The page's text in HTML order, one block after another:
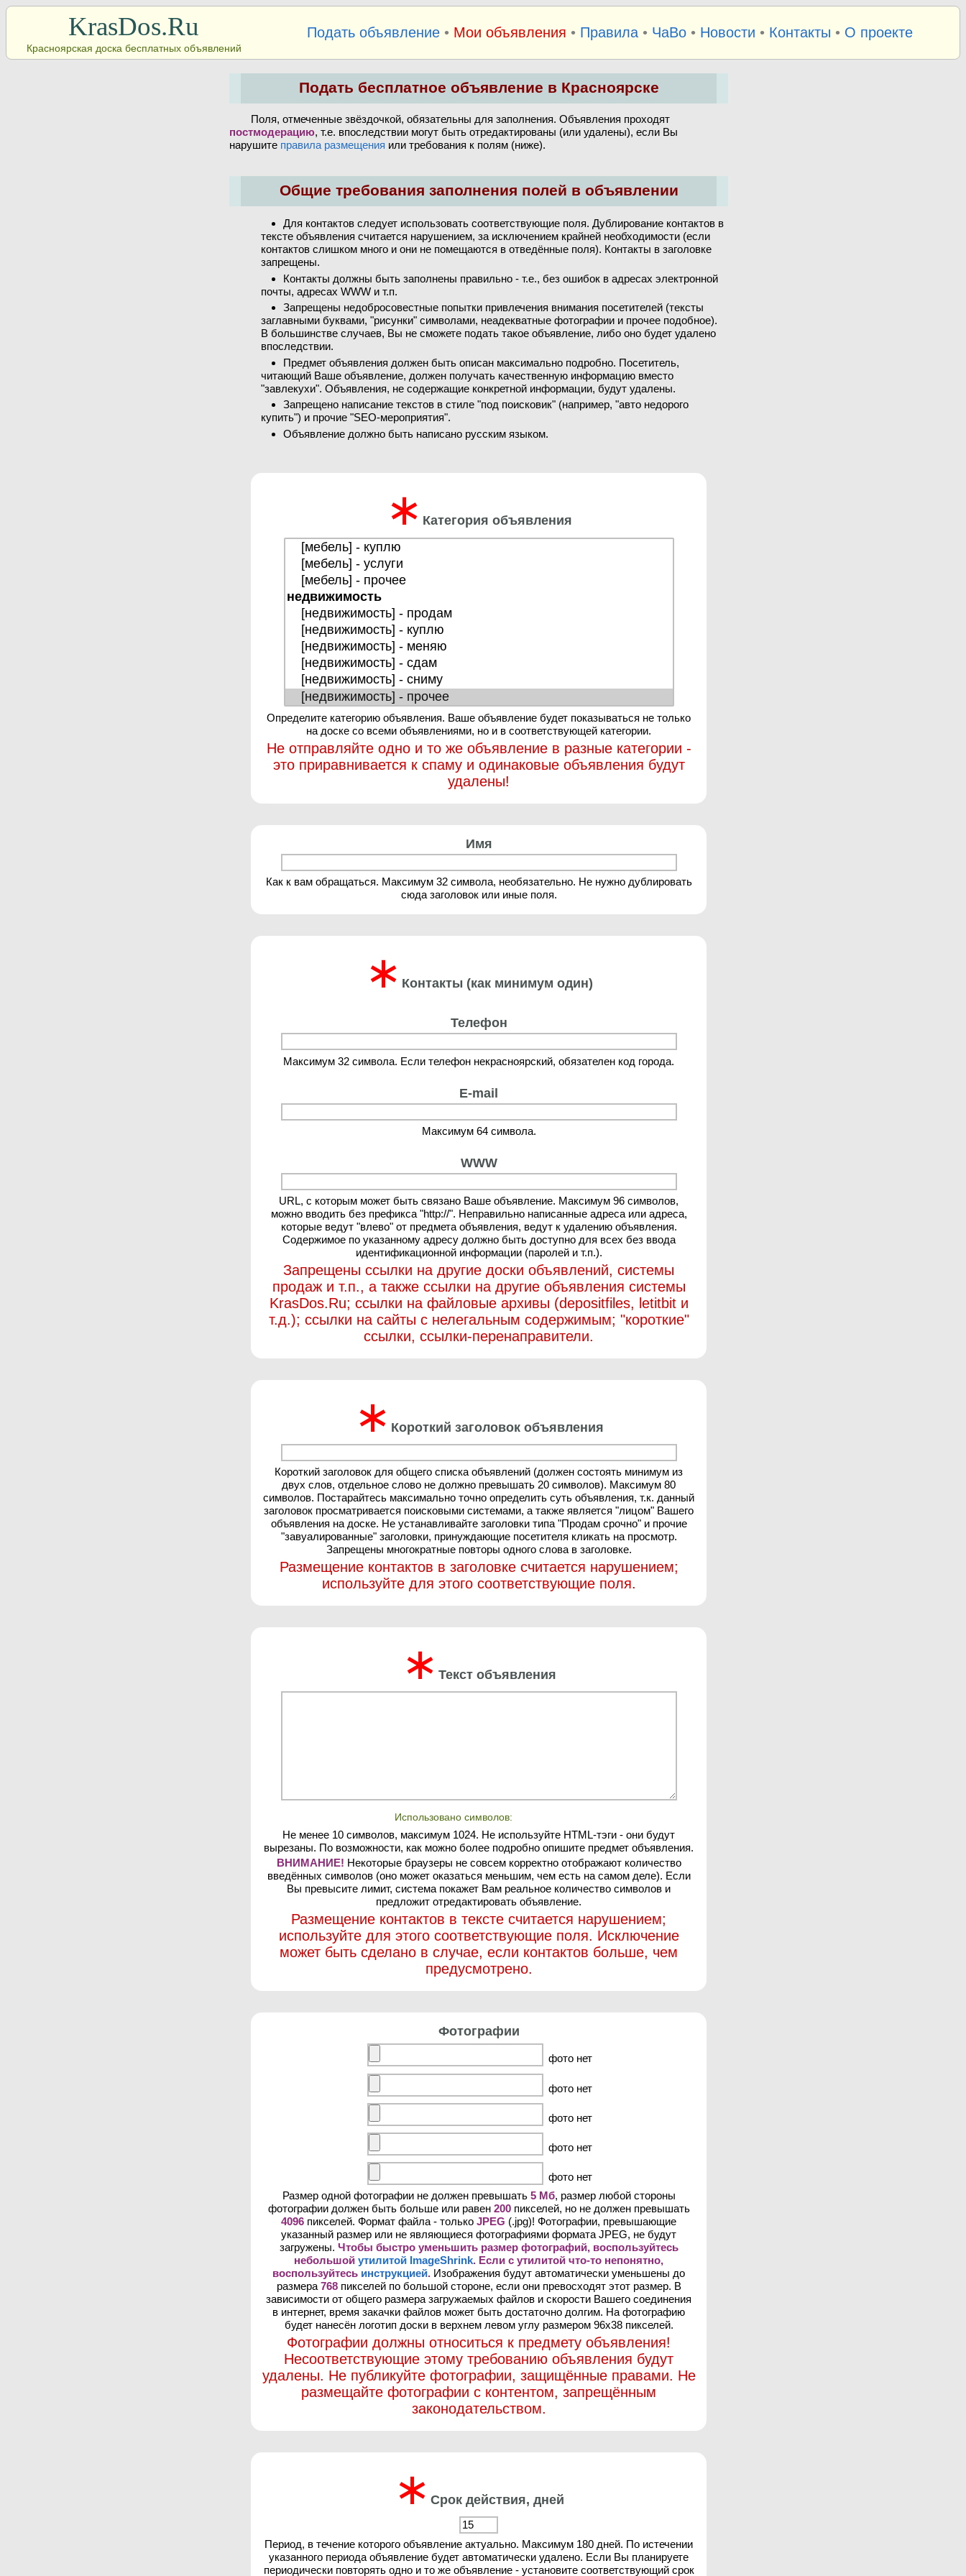
KrasDos.Ru
Красноярская доска бесплатных объявлений
Подать объявление• Мои объявления • Правила• ЧаВо• Новости • Контакты • О проекте
Подать бесплатное объявление в Красноярске
Поля, отмеченные звёздочкой, обязательны для заполнения. Объявления проходят
постмодерацию, т.е. впоследствии могут быть отредактированы (или удалены), если Вы
нарушите правила размещения или требования к полям (ниже).
Общие требования заполнения полей в объявлении
Для контактов следует использовать соответствующие поля. Дублирование контактов в
тексте объявления считается нарушением, за исключением крайней необходимости (если
контактов слишком много и они не помещаются в отведённые поля). Контакты в заголовке
запрещены.
Контакты должны быть заполнены правильно - т.е., без ошибок в адресах электронной
почты, адресах WWW и т.п.
Запрещены недобросовестные попытки привлечения внимания посетителей (тексты
заглавными буквами, "рисунки" символами, неадекватные фотографии и прочее подобное).
В большинстве случаев, Вы не сможете подать такое объявление, либо оно будет удалено
впоследствии.
Предмет объявления должен быть описан максимально подробно. Посетитель,
читающий Ваше объявление, должен получать качественную информацию вместо
"завлекухи". Объявления, не содержащие конкретной информации, будут удалены.
Запрещено написание текстов в стиле "под поисковик" (например, "авто недорого
купить") и прочие "SEO-мероприятия".
Объявление должно быть написано русским языком.
∗ Категория объявления
Определите категорию объявления. Ваше объявление будет показываться не только
на доске со всеми объявлениями, но и в соответствующей категории.
Не отправляйте одно и то же объявление в разные категории -
это приравнивается к спаму и одинаковые объявления будут
удалены!
Имя
Как к вам обращаться. Максимум 32 символа, необязательно. Не нужно дублировать
сюда заголовок или иные поля.
∗ Контакты (как минимум один)
Телефон
Максимум 32 символа. Если телефон некрасноярский, обязателен код города.
E-mail
Максимум 64 символа.
WWW
URL, с которым может быть связано Ваше объявление. Максимум 96 символов,
можно вводить без префикса "http://". Неправильно написанные адреса или адреса,
которые ведут "влево" от предмета объявления, ведут к удалению объявления.
Содержимое по указанному адресу должно быть доступно для всех без ввода
идентификационной информации (паролей и т.п.).
Запрещены ссылки на другие доски объявлений, системы
продаж и т.п., а также ссылки на другие объявления системы
KrasDos.Ru; ссылки на файловые архивы (depositfiles, letitbit и
т.д.); ссылки на сайты с нелегальным содержимым; "короткие"
ссылки, ссылки-перенаправители.
∗ Короткий заголовок объявления
Короткий заголовок для общего списка объявлений (должен состоять минимум из
двух слов, отдельное слово не должно превышать 20 символов). Максимум 80
символов. Постарайтесь максимально точно определить суть объявления, т.к. данный
заголовок просматривается поисковыми системами, а также является "лицом" Вашего
объявления на доске. Не устанавливайте заголовки типа "Продам срочно" и прочие
"завуалированные" заголовки, принуждающие посетителя кликать на просмотр.
Запрещены многократные повторы одного слова в заголовке.
Размещение контактов в заголовке считается нарушением;
используйте для этого соответствующие поля.
∗ Текст объявления
Использовано символов:
Не менее 10 символов, максимум 1024. Не используйте HTML-тэги - они будут
вырезаны. По возможности, как можно более подробно опишите предмет объявления.
ВНИМАНИЕ! Некоторые браузеры не совсем корректно отображают количество
введённых символов (оно может оказаться меньшим, чем есть на самом деле). Если
Вы превысите лимит, система покажет Вам реальное количество символов и
предложит отредактировать объявление.
Размещение контактов в тексте считается нарушением;
используйте для этого соответствующие поля. Исключение
может быть сделано в случае, если контактов больше, чем
предусмотрено.
Фотографии
фото нет
фото нет
фото нет
фото нет
фото нет
Размер одной фотографии не должен превышать 5 Мб, размер любой стороны
фотографии должен быть больше или равен 200пикселей, но не должен превышать
4096 пикселей. Формат файла - только JPEG (.jpg)! Фотографии, превышающие
указанный размер или не являющиеся фотографиями формата JPEG, не будут
загружены. Чтобы быстро уменьшить размер фотографий, воспользуйтесь
небольшой утилитой ImageShrink. Если с утилитой что-то непонятно,
воспользуйтесь инструкцией. Изображения будут автоматически уменьшены до
размера 768пикселей по большой стороне, если они превосходят этот размер. В
зависимости от общего размера загружаемых файлов и скорости Вашего соединения
в интернет, время закачки файлов может быть достаточно долгим. На фотографию
будет нанесён логотип доски в верхнем левом углу размером 96х38 пикселей.
Фотографии должны относиться к предмету объявления!
Несоответствующие этому требованию объявления будут
удалены. Не публикуйте фотографии, защищённые правами. Не
размещайте фотографии с контентом, запрещённым
законодательством.
∗ Срок действия, дней
Период, в течение которого объявление актуально. Максимум 180 дней. По истечении
указанного периода объявление будет автоматически удалено. Если Вы планируете
периодически повторять одно и то же объявление - установите соответствующий срок